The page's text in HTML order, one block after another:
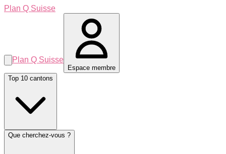
Plan Q Suisse
Plan Q Suisse
Espace membre
Top 10 cantons
Que cherchez-vous ?